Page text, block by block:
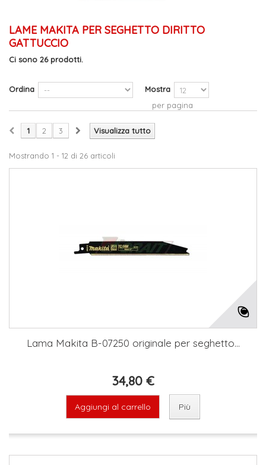
LAME MAKITA PER SEGHETTO DIRITTO
GATTUCCIO
Ci sono 26 prodotti.
Ordina
Mostra
per pagina
Visualizza tutto
1 2 3
Mostrando 1 - 12 di 26 articoli
Lama Makita B-07250 originale per seghetto...
34,80 €
Aggiungi al carrello Più